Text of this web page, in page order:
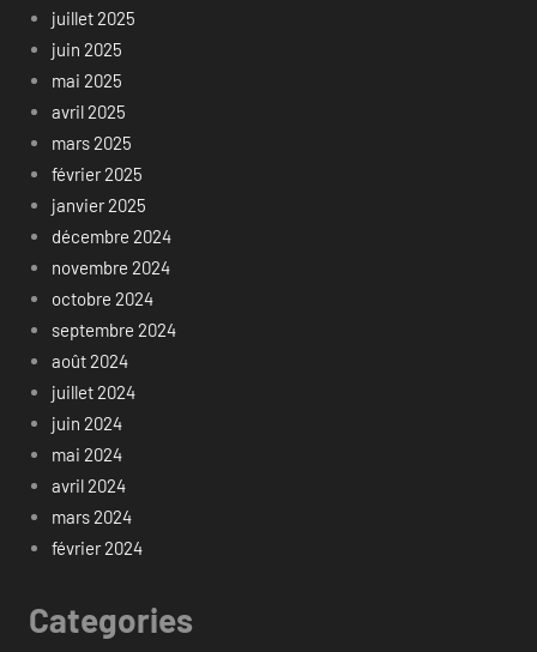
juillet 2025
juin 2025
mai 2025
avril 2025
mars 2025
février 2025
janvier 2025
décembre 2024
novembre 2024
octobre 2024
septembre 2024
août 2024
juillet 2024
juin 2024
mai 2024
avril 2024
mars 2024
février 2024
Categories